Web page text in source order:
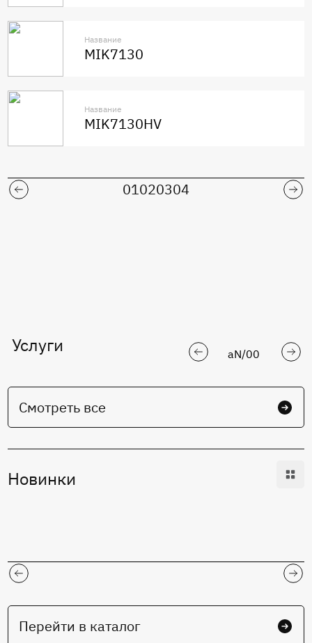
Название
MIK7130
Название
MIK7130HV
01020304
Услуги aN/00
Смотреть все
Новинки
Перейти в каталог